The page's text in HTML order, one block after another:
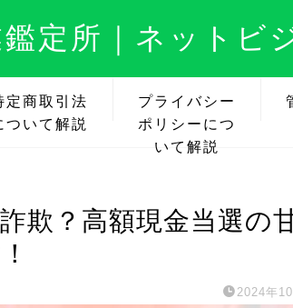
定所｜ネットビ
定商取引法
ついて解説
プライバシー
ポリシーにつ
いて解説
欺？高額現金当選の
2024年